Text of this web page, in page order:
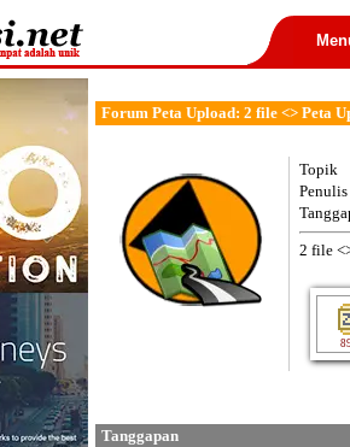
Forum Peta Upload: 2 file <> Peta
Topik
Penulis
2 file
Tanggapan